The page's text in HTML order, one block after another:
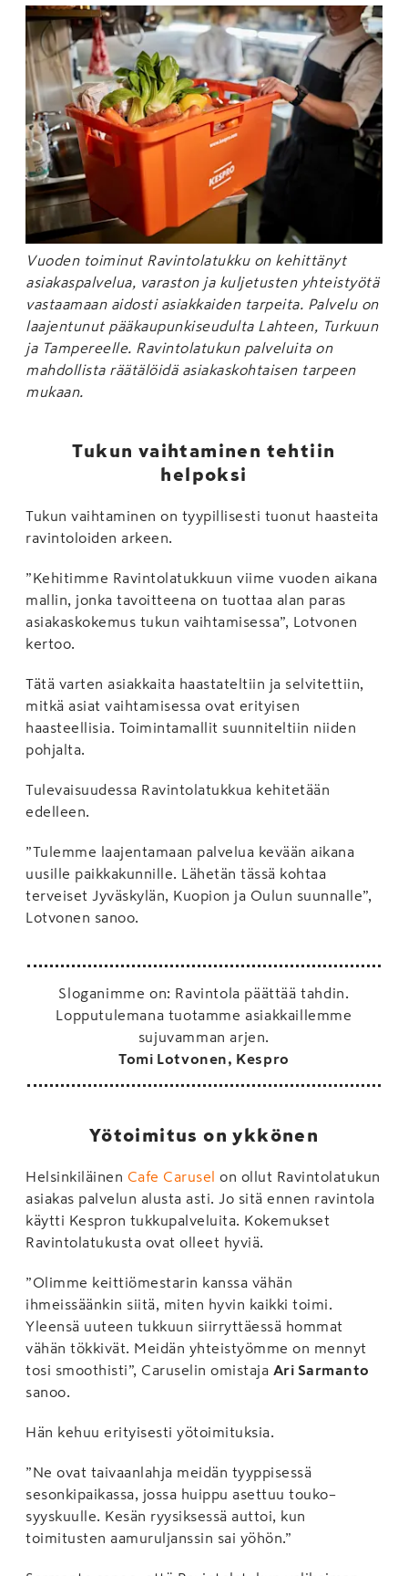
Vuoden toiminut Ravintolatukku on kehittänyt
asiakaspalvelua, varaston ja kuljetusten yhteistyötä
vastaamaan aidosti asiakkaiden tarpeita. Palvelu on
laajentunut pääkaupunkiseudulta Lahteen, Turkuun
ja Tampereelle. Ravintolatukun palveluita on
mahdollista räätälöidä asiakaskohtaisen tarpeen
mukaan.
Tukun vaihtaminen tehtiin
helpoksi
Tukun vaihtaminen on tyypillisesti tuonut haasteita
ravintoloiden arkeen.
”Kehitimme Ravintolatukkuun viime vuoden aikana
mallin, jonka tavoitteena on tuottaa alan paras
asiakaskokemus tukun vaihtamisessa”, Lotvonen
kertoo.
Tätä varten asiakkaita haastateltiin ja selvitettiin,
mitkä asiat vaihtamisessa ovat erityisen
haasteellisia. Toimintamallit suunniteltiin niiden
pohjalta.
Tulevaisuudessa Ravintolatukkua kehitetään
edelleen.
”Tulemme laajentamaan palvelua kevään aikana
uusille paikkakunnille. Lähetän tässä kohtaa
terveiset Jyväskylän, Kuopion ja Oulun suunnalle”,
Lotvonen sanoo.
Sloganimme on: Ravintola päättää tahdin.
Lopputulemana tuotamme asiakkaillemme
sujuvamman arjen.
Tomi Lotvonen, Kespro
Yötoimitus on ykkönen
Helsinkiläinen Cafe Carusel on ollut Ravintolatukun
asiakas palvelun alusta asti. Jo sitä ennen ravintola
käytti Kespron tukkupalveluita. Kokemukset
Ravintolatukusta ovat olleet hyviä.
”Olimme keittiömestarin kanssa vähän
ihmeissäänkin siitä, miten hyvin kaikki toimi.
Yleensä uuteen tukkuun siirryttäessä hommat
vähän tökkivät. Meidän yhteistyömme on mennyt
tosi smoothisti”, Caruselin omistaja Ari Sarmanto
sanoo.
Hän kehuu erityisesti yötoimituksia.
”Ne ovat taivaanlahja meidän tyyppisessä
sesonkipaikassa, jossa huippu asettuu touko–
syyskuulle. Kesän ryysiksessä auttoi, kun
toimitusten aamuruljanssin sai yöhön.”